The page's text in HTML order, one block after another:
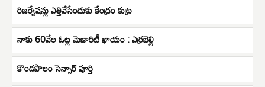
రిజర్వేషన్లు ఎత్తివేసేందుకు కేంద్రం కుట్ర
నాకు 60వేల ఓట్ల మెజారిటీ ఖాయం : ఎర్రబెల్లి
కొండ‌పొలం సెన్సార్ పూర్తి